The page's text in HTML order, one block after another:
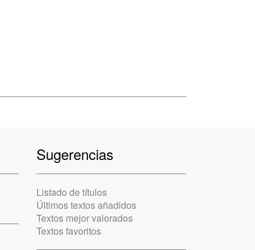
Sugerencias
Listado de títulos
Últimos textos añadidos
Textos mejor valorados
Textos favoritos